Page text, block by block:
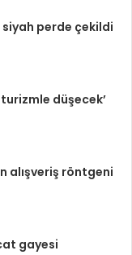
perde çekildi
turizmle düşecek’
alışveriş röntgeni
gayesi